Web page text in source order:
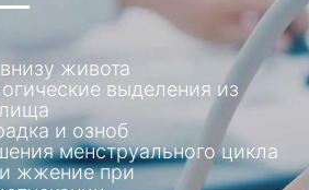
живота
выделения из
и озноб
менструального цикла
жжение при